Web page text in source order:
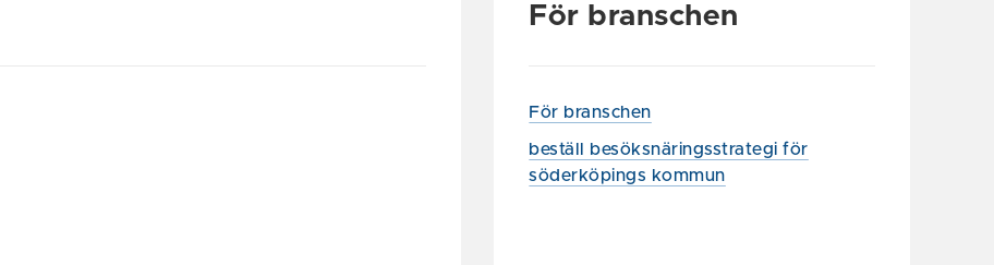
För branschen
För branschen
beställ besöksnäringsstrategi för
söderköpings kommun